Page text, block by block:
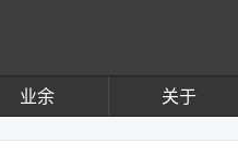
业余 关于